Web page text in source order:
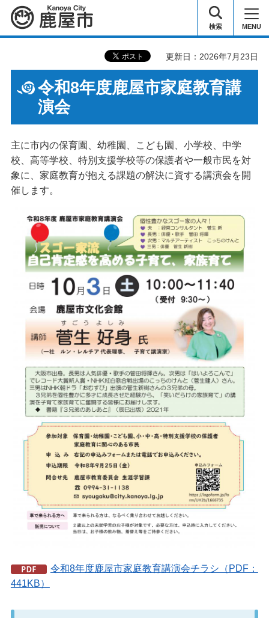
鹿屋市 検索 MENU
更新日：2026年7月23日
令和8年度鹿屋市家庭教育講
演会
主に市内の保育園、幼稚園、こども園、小学校、中学
校、高等学校、特別支援学校等の保護者や一般市民を対
象に、家庭教育が抱える課題の解決に資する講演会を開
催します。
令和8年度鹿屋市家庭教育講演会チラシ（PDF：
441KB）